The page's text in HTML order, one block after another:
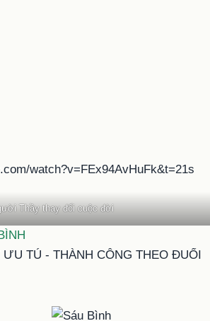
watch?v=FEx94AvHuFk&t=21s
Thầy thay đổi cuộc đời
TÚ - THÀNH CÔNG THEO ĐUỔI